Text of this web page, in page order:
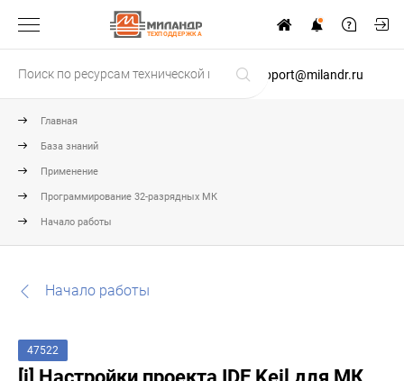
ТЕХПОДДЕРЖКА
support@milandr.ru
Главная
База знаний
Применение
Программирование 32-разрядных МК
Начало работы
Начало работы
47522